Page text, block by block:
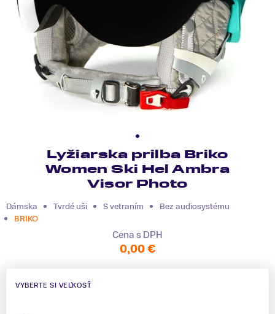
Lyžiarska prilba Briko
Women Ski Hel Ambra
Visor Photo
Dámska Tvrdé uši S vetraním
Bez audiosystému
BRIKO
Cena s DPH
0,00 €
VYBERTE SI VEĽKOSŤ